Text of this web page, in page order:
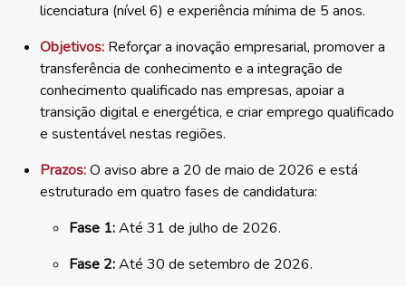
licenciatura (nível 6) e experiência mínima de 5 anos.
Objetivos: Reforçar a inovação empresarial, promover a
transferência de conhecimento e a integração de
conhecimento qualificado nas empresas, apoiar a
transição digital e energética, e criar emprego qualificado
e sustentável nestas regiões.
Prazos:O aviso abre a 20 de maio de 2026 e está
estruturado em quatro fases de candidatura:
Fase 1:Até 31 de julho de 2026.
Fase 2:Até 30 de setembro de 2026.